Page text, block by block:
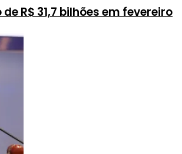
R$ 31,7 bilhões em fevereiro